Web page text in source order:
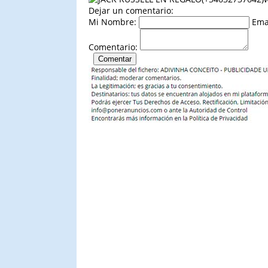
Dejar un comentario:
Mi Nombre:
Comentario: